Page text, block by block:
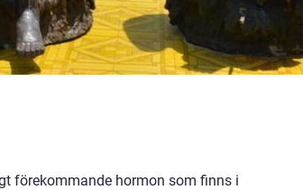
förekommande hormon som finns i